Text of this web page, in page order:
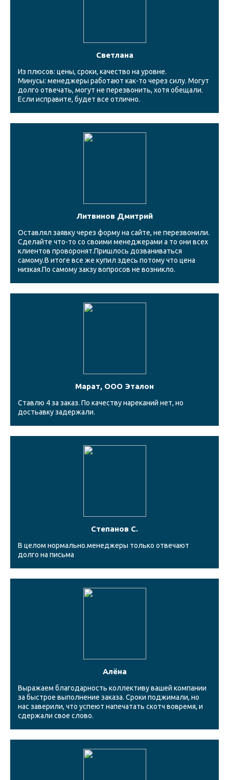
Светлана
Из плюсов: цены, сроки, качество на уровне.
Минусы: менеджеры работают как-то через силу. Могут
долго отвечать, могут не перезвонить, хотя обещали.
Если исправите, будет все отлично.
Литвинов Дмитрий
Оставлял заявку через форму на сайте, не перезвонили.
Сделайте что-то со своими менеджерами а то они всех
клиентов проворонят.Пришлось дозваниваться
самому.В итоге все же купил здесь потому что цена
низкая.По самому закзу вопросов не возникло.
Марат, ООО Эталон
Ставлю 4 за заказ. По качеству нареканий нет, но
достьавку задержали.
Степанов С.
В целом нормально.менеджеры только отвечают
долго на письма
Алёна
Выражаем благодарность коллективу вашей компании
за быстрое выполнение заказа. Сроки поджимали, но
нас заверили, что успеют напечатать скотч вовремя, и
сдержали свое слово.